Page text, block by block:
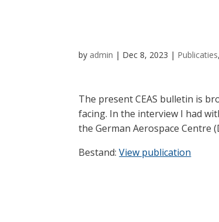
by admin | Dec 8, 2023 | Publicaties,
The present CEAS bulletin is
facing. In the interview I had
the German Aerospace Centre
Bestand:View publication